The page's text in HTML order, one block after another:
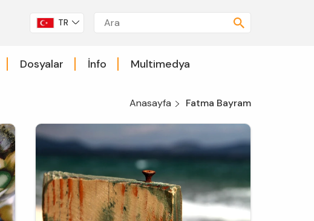
TR
Dosyalar İnfo Multimedya
Anasayfa Fatma Bayram